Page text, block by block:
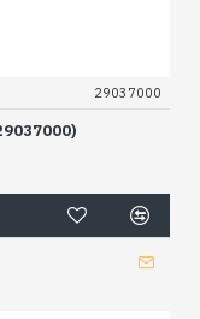
29037000